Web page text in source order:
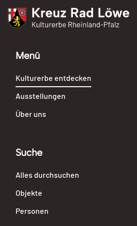
Menü
Kulturerbe entdecken
Ausstellungen
Über uns
Suche
Alles durchsuchen
Objekte
Personen